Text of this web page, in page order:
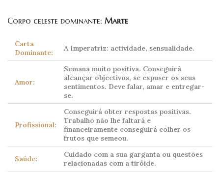
Corpo celeste dominante: Marte
Carta
Dominante:
A Imperatriz: actividade, sensualidade.
Amor:
Semana muito positiva. Conseguirá
alcançar objectivos, se expuser os seus
sentimentos. Deve falar, amar e entregar-
se.
Profissional:
Conseguirá obter respostas positivas.
Trabalho não lhe faltará e
financeiramente conseguirá colher os
frutos que semeou.
Saúde:
Cuidado com a sua garganta ou questões
relacionadas com a tiróide.